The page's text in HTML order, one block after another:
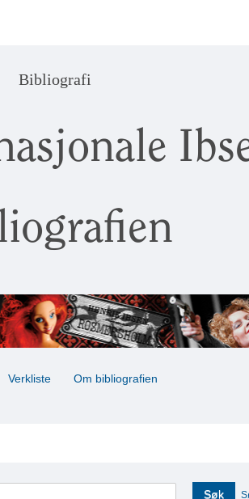
Bibliografi
Verkliste Om bibliografien
Søk